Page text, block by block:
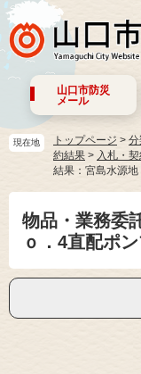
山口市防災
メール
現在地 トップページ >
約結果 > 入札・
結果：宮島水源
物品・業務委
ｏ．4直配ポ